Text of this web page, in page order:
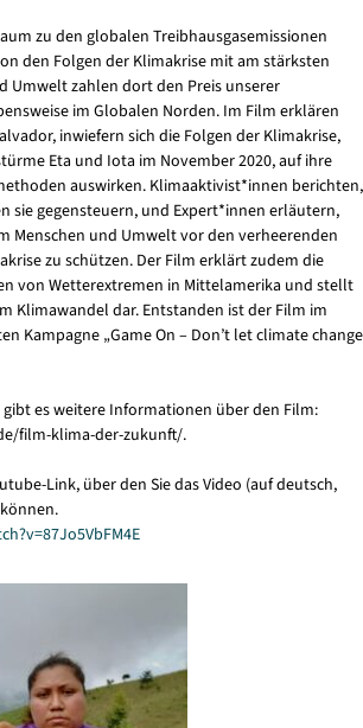
zu den globalen Treibhausgasemissionen
den Folgen der Klimakrise mit am stärksten
Umwelt zahlen dort den Preis unserer
im Globalen Norden. Im Film erklären
inwiefern sich die Folgen der Klimakrise,
Eta und Iota im November 2020, auf ihre
auswirken. Klimaaktivist*innen berichten,
sie gegensteuern, und Expert*innen erläutern,
Menschen und Umwelt vor den verheerenden
zu schützen. Der Film erklärt zudem die
von Wetterextremen in Mittelamerika und stellt
Klimawandel dar. Entstanden ist der Film im
Kampagne „Game On – Don’t let climate change
gibt es weitere Informationen über den Film:
film-klima-der-zukunft/.
Link, über den Sie das Video (auf deutsch,